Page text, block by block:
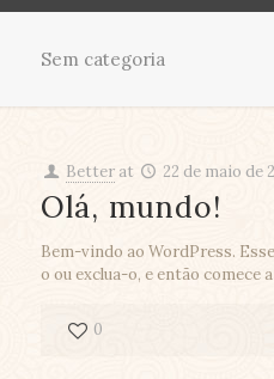
Sem categoria
Better at 22 de maio de
Olá, mundo!
Bem-vindo ao WordPress.
o ou exclua-o, e então comece
0